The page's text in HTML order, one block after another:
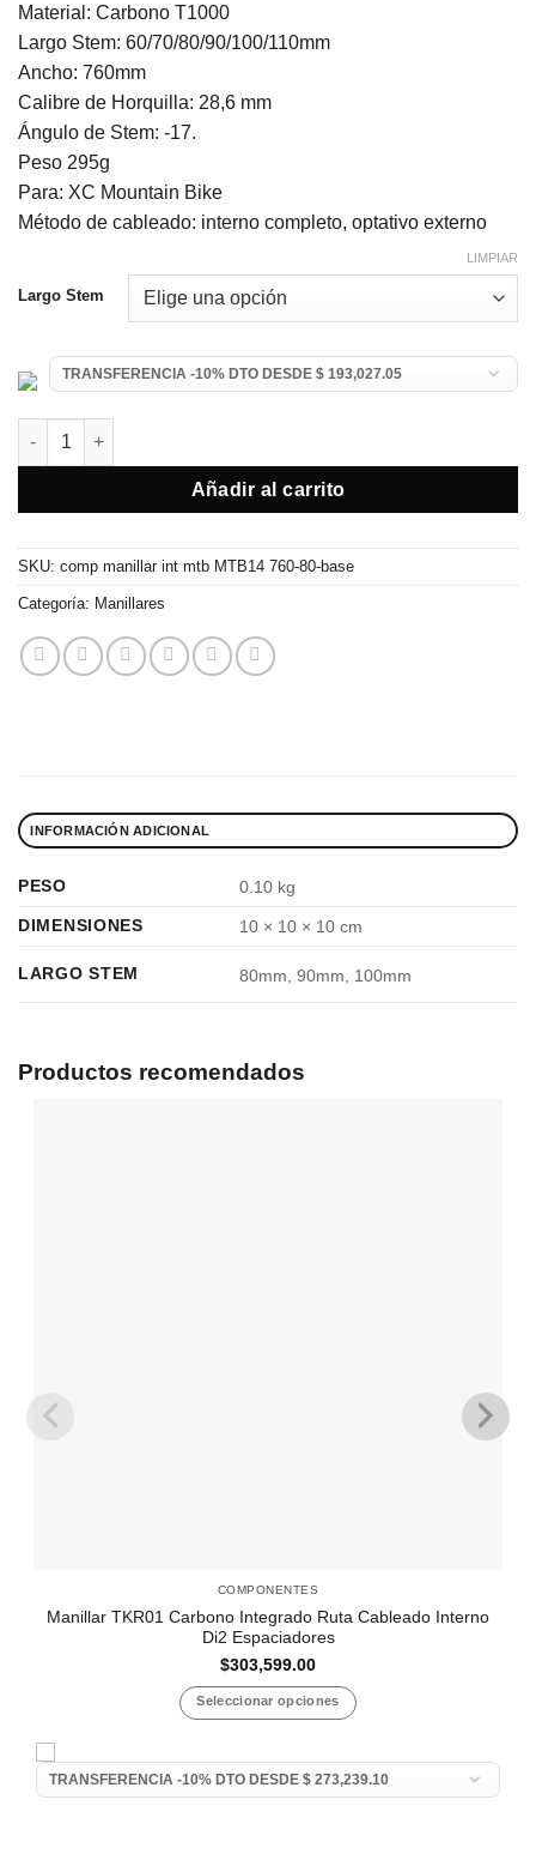
era:
$428,949.00.
Material: Carbono T1000
Largo Stem: 60/70/80/90/100/110mm
Ancho: 760mm
Calibre de Horquilla: 28,6 mm
Ángulo de Stem: -17.
Peso 295g
Para: XC Mountain Bike
Método de cableado: interno completo, optativo externo
Largo Stem
LIMPIAR
Manillar de Carbono Cableado Interno MTB Toseek MTB14
Añadir al carrito
SKU: comp manillar int mtb MTB14 760-80-base
Categoría: Manillares
INFORMACIÓN ADICIONAL
PESO
0.10 kg
DIMENSIONES
10 × 10 × 10 cm
LARGO STEM 80mm, 90mm, 100mm
Productos recomendados
COMPONENTES
Manillar TKR01 Carbono Integrado Ruta Cableado Interno
Di2 Espaciadores
$303,599.00
Seleccionar opciones
tiene